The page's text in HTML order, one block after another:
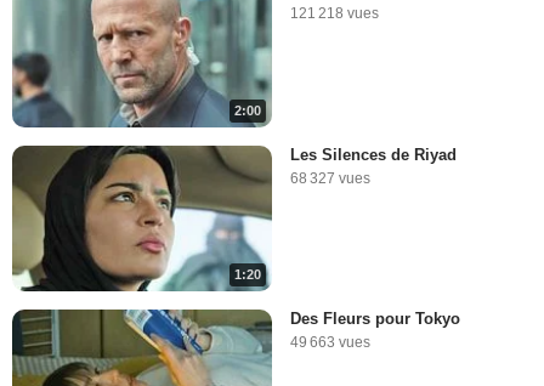
2:00
121 218 vues
1:20
Les Silences de Riyad
68 327 vues
Des Fleurs pour Tokyo
49 663 vues